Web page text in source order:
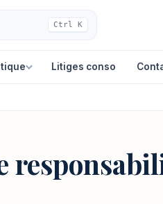
Ctrl K
Litiges conso